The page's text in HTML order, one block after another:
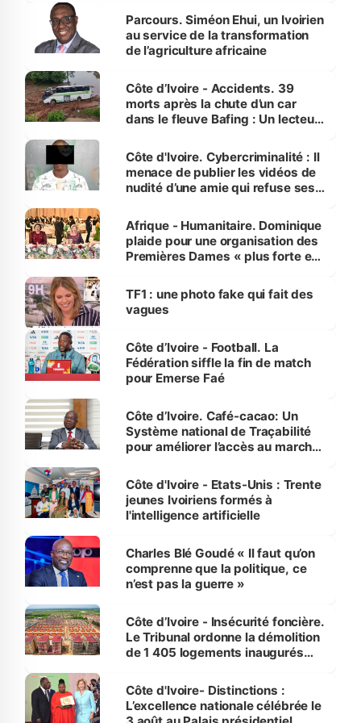
Parcours. Siméon Ehui, un Ivoirien
au service de la transformation
de l’agriculture africaine
Côte d’Ivoire - Accidents. 39
morts après la chute d’un car
dans le fleuve Bafing : Un lecteur
des Transports
Côte d'Ivoire. Cybercriminalité : Il
menace de publier les vidéos de
nudité d’une amie qui refuse ses
Afrique - Humanitaire. Dominique
plaide pour une organisation des
Premières Dames « plus forte et
sur la scène internationale »
TF1 : une photo fake qui fait des
vagues
Côte d’Ivoire - Football. La
Fédération siffle la fin de match
pour Emerse Faé
Côte d’Ivoire. Café-cacao: Un
Système national de Traçabilité
pour améliorer l’accès au marché
Côte d'Ivoire - Etats-Unis : Trente
jeunes Ivoiriens formés à
l'intelligence artificielle
Charles Blé Goudé « Il faut qu’on
comprenne que la politique, ce
n’est pas la guerre »
Côte d’Ivoire - Insécurité foncière.
Le Tribunal ordonne la démolition
de 1 405 logements inaugurés
Bassam
Côte d'Ivoire- Distinctions :
L’excellence nationale célébrée le